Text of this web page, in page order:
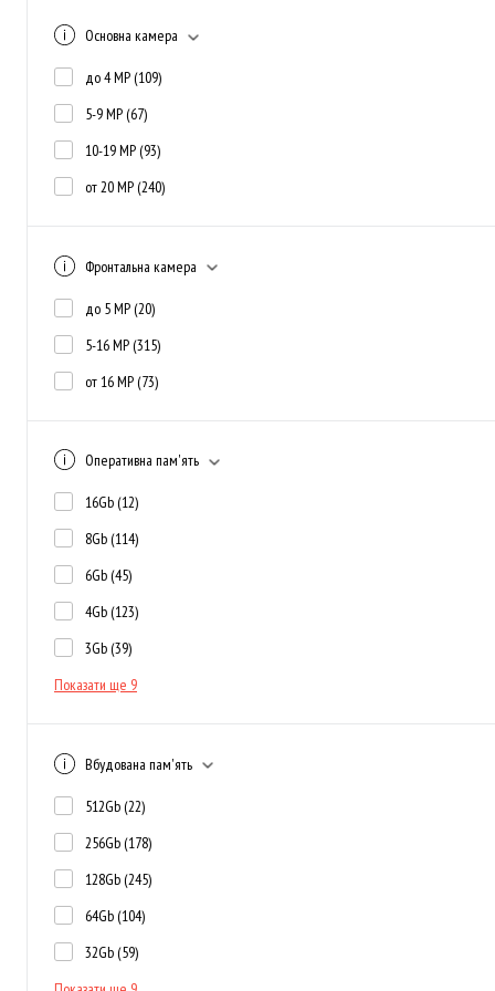
Основна камера
до 4 MP (109)
5-9 MP (67)
10-19 MP (93)
от 20 MP (240)
Фронтальна камера
до 5 MP (20)
5-16 MP (315)
от 16 MP (73)
Оперативна пам'ять
16Gb (12)
8Gb (114)
6Gb (45)
4Gb (123)
3Gb (39)
Показати ще 9
Вбудована пам'ять
512Gb (22)
256Gb (178)
128Gb (245)
64Gb (104)
32Gb (59)